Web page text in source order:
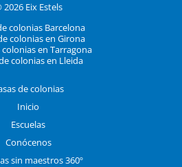
Eix Estels
colonias Barcelona
colonias en Girona
colonias en Tarragona
colonias en Lleida
de colonias
Inicio
Escuelas
Conócenos
sin maestros 360º